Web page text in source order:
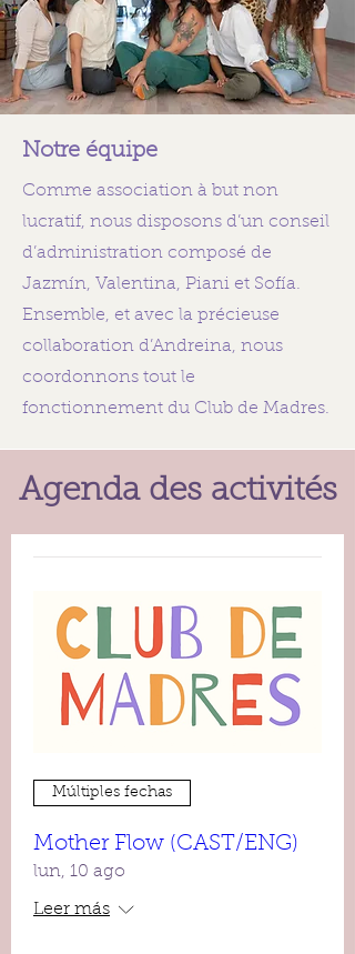
Notre équipe
Comme association à but non
lucratif, nous disposons d’un conseil
d’administration composé de
Jazmín, Valentina, Piani et Sofía.
Ensemble, et avec la précieuse
collaboration d’Andreina, nous
coordonnons tout le
fonctionnement du Club de Madres.
Agenda des activités
Múltiples fechas
Mother Flow (CAST/ENG)
lun, 10 ago
Leer más